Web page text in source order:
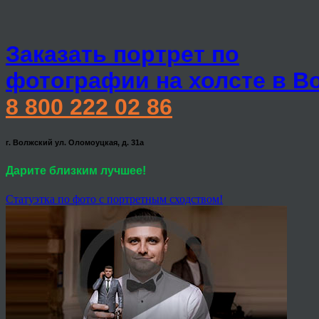
Заказать портрет по
фотографии на холсте в
8 800 222 02 86
г. Волжский ул. Оломоуцкая, д. 31а
Дарите близким лучшее!
Статуэтка по фото с портретным сходством!